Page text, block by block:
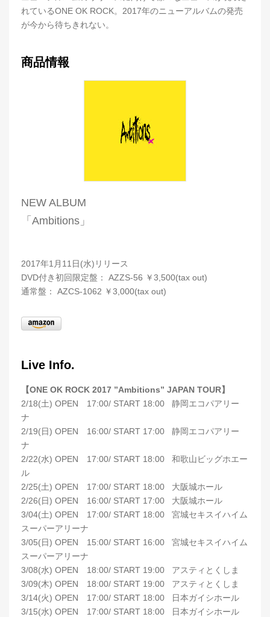
れているONE OK ROCK。2017年のニューアルバムの発売
が今から待ちきれない。
商品情報
NEW ALBUM
「Ambitions」
2017年1月11日(水)リリース
DVD付き初回限定盤： AZZS-56 ￥3,500(tax out)
通常盤： AZCS-1062 ￥3,000(tax out)
Live Info.
【ONE OK ROCK 2017 ”Ambitions” JAPAN TOUR】
2/18(土) OPEN 17:00/ START 18:00 静岡エコパアリー
ナ
2/19(日) OPEN 16:00/ START 17:00 静岡エコパアリー
ナ
2/22(水) OPEN 17:00/ START 18:00 和歌山ビッグホエー
ル
2/25(土) OPEN 17:00/ START 18:00 大阪城ホール
2/26(日) OPEN 16:00/ START 17:00 大阪城ホール
3/04(土) OPEN 17:00/ START 18:00 宮城セキスイハイム
スーパーアリーナ
3/05(日) OPEN 15:00/ START 16:00 宮城セキスイハイム
スーパーアリーナ
3/08(水) OPEN 18:00/ START 19:00 アスティとくしま
3/09(木) OPEN 18:00/ START 19:00 アスティとくしま
3/14(火) OPEN 17:00/ START 18:00 日本ガイシホール
3/15(水) OPEN 17:00/ START 18:00 日本ガイシホール